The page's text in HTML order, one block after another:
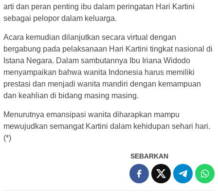
arti dan peran penting ibu dalam peringatan Hari Kartini
sebagai pelopor dalam keluarga.
Acara kemudian dilanjutkan secara virtual dengan
bergabung pada pelaksanaan Hari Kartini tingkat nasional di
Istana Negara. Dalam sambutannya Ibu Iriana Widodo
menyampaikan bahwa wanita Indonesia harus memiliki
prestasi dan menjadi wanita mandiri dengan kemampuan
dan keahlian di bidang masing masing.
Menurutnya emansipasi wanita diharapkan mampu
mewujudkan semangat Kartini dalam kehidupan sehari hari.
(*)
SEBARKAN